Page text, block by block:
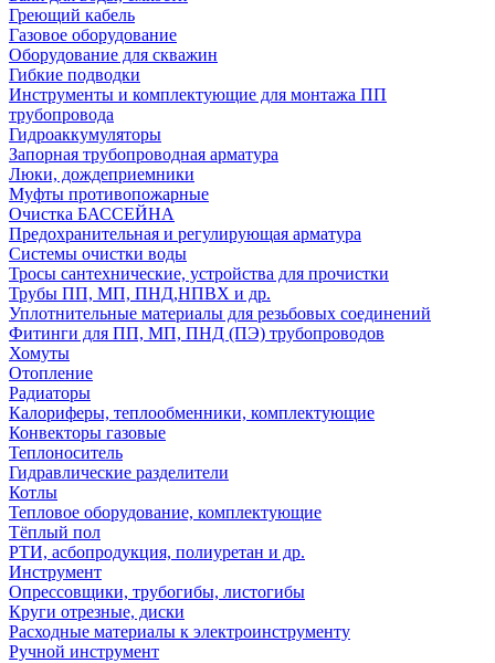
Греющий кабель
Газовое оборудование
Оборудование для скважин
Гибкие подводки
Инструменты и комплектующие для монтажа ПП
трубопровода
Гидроаккумуляторы
Запорная трубопроводная арматура
Люки, дождеприемники
Муфты противопожарные
Очистка БАССЕЙНА
Предохранительная и регулирующая арматура
Системы очистки воды
Тросы сантехнические, устройства для прочистки
Трубы ПП, МП, ПНД,НПВХ и др.
Уплотнительные материалы для резьбовых соединений
Фитинги для ПП, МП, ПНД (ПЭ) трубопроводов
Хомуты
Отопление
Радиаторы
Калориферы, теплообменники, комплектующие
Конвекторы газовые
Теплоноситель
Гидравлические разделители
Котлы
Тепловое оборудование, комплектующие
Тёплый пол
РТИ, асбопродукция, полиуретан и др.
Инструмент
Опрессовщики, трубогибы, листогибы
Круги отрезные, диски
Расходные материалы к электроинструменту
Ручной инструмент